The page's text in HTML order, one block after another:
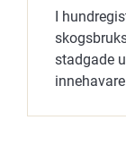
I
stadgade